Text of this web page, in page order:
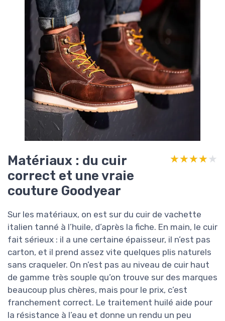
Matériaux : du cuir
correct et une vraie
couture Goodyear
★★★★★
★★★★★
Sur les matériaux, on est sur du cuir de vachette
italien tanné à l’huile, d’après la fiche. En main, le cuir
fait sérieux : il a une certaine épaisseur, il n’est pas
carton, et il prend assez vite quelques plis naturels
sans craqueler. On n’est pas au niveau de cuir haut
de gamme très souple qu’on trouve sur des marques
beaucoup plus chères, mais pour le prix, c’est
franchement correct. Le traitement huilé aide pour
la résistance à l’eau et donne un rendu un peu